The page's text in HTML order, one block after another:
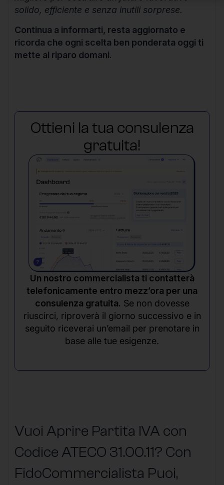
solido, efficiente e senza inutili sorprese.
Continua a informarti, resta aggiornato e
ricorda che ogni scelta ben ponderata oggi ti
mette al riparo domani.
Ottieni la tua consulenza
gratuita!
Un nostro commercialista ti contatterà
telefonicamente entro mezz’ora per una
consulenza gratuita. Se non dovesse
riuscirci, riproverà il giorno successivo e in
seguito riceverai un’email per prenotare in
base alle tue esigenze.
Vuoi Aprire Partita IVA con
Codice ATECO 31.00.11? Con
FidoCommercialista Puoi,